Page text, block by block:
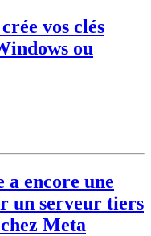
vos clés
ou
a encore une
un serveur tiers
Meta